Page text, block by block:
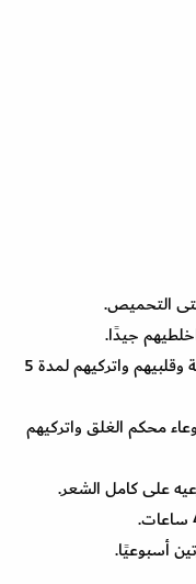
التحميص.
جيدًا.
ضعي الخليط في وعاء مناسب، وعلى نار هادئة وقلبيهم واتركيهم لمدة 5
محكم الغلق واتركيهم
على كامل الشعر.
أسبوعيًا.